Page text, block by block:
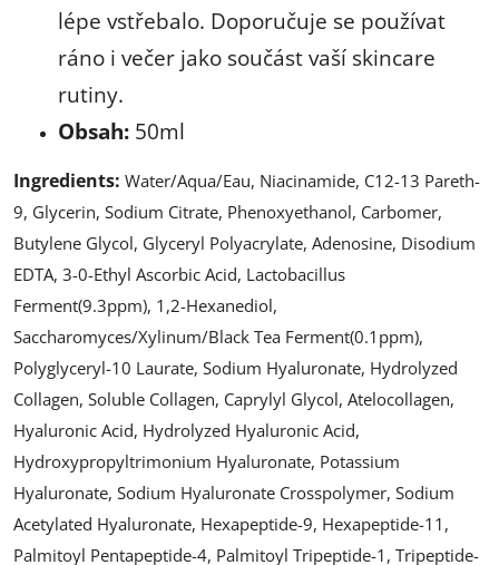
lépe vstřebalo. Doporučuje se používat
ráno i večer jako součást vaší skincare
rutiny.
Obsah: 50ml
Ingredients: Water/Aqua/Eau, Niacinamide, C12-13 Pareth-
9, Glycerin, Sodium Citrate, Phenoxyethanol, Carbomer,
Butylene Glycol, Glyceryl Polyacrylate, Adenosine, Disodium
EDTA, 3-0-Ethyl Ascorbic Acid, Lactobacillus
Ferment(9.3ppm), 1,2-Hexanediol,
Saccharomyces/Xylinum/Black Tea Ferment(0.1ppm),
Polyglyceryl-10 Laurate, Sodium Hyaluronate, Hydrolyzed
Collagen, Soluble Collagen, Caprylyl Glycol, Atelocollagen,
Hyaluronic Acid, Hydrolyzed Hyaluronic Acid,
Hydroxypropyltrimonium Hyaluronate, Potassium
Hyaluronate, Sodium Hyaluronate Crosspolymer, Sodium
Acetylated Hyaluronate, Hexapeptide-9, Hexapeptide-11,
Palmitoyl Pentapeptide-4, Palmitoyl Tripeptide-1, Tripeptide-